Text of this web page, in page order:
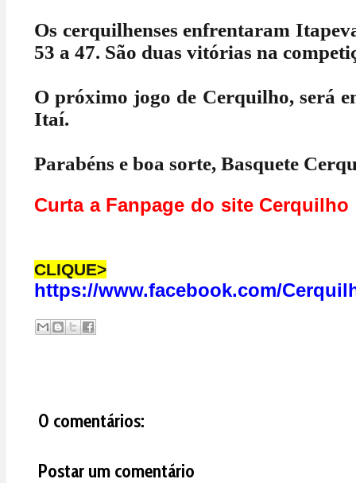
Os cerquilhenses enfrentaram
53 a 47. São duas vitórias na
O próximo jogo de Cerquilho, será
Itaí.
Parabéns e boa sorte, Basquete
Curta a Fanpage do site
CLIQUE>
https://www.facebook.com/
0 comentários:
Postar um comentário